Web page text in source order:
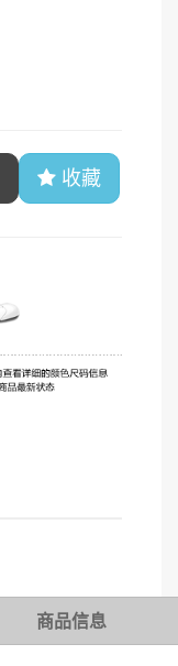
收藏
商品信息